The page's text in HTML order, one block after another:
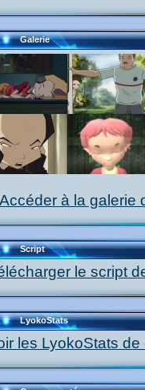
Galerie
Accéder à la galerie
Script
le script
LyokoStats
les LyokoStats